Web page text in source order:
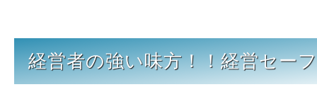
経営者の強い味方！！経営セー